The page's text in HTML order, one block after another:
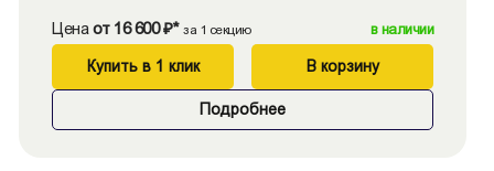
Цена от 16 600 ₽* за 1 секцию в наличии
Купить в 1 клик В корзину
Подробнее